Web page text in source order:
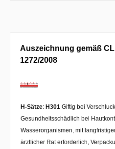
Auszeichnung gemäß
1272/2008
H-Sätze: H301 Giftig bei
Gesundheitsschädlich bei
Wasserorganismen, mit
ärztlicher Rat erforderlich,